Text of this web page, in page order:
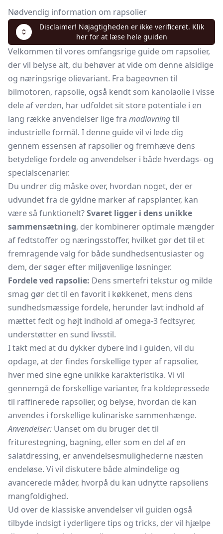
Nødvendig information om rapsolier
Disclaimer! Nøjagtigheden er ikke verificeret. Klik
her for at læse hele guiden
Velkommen til vores omfangsrige guide om rapsolier,
der vil belyse alt, du behøver at vide om denne alsidige
og næringsrige olievariant. Fra bageovnen til
bilmotoren, rapsolie, også kendt som kanolaolie i visse
dele af verden, har udfoldet sit store potentiale i en
lang række anvendelser lige fra madlavningtil
industrielle formål. I denne guide vil vi lede dig
gennem essensen af rapsolier og fremhæve dens
betydelige fordele og anvendelser i både hverdags- og
specialscenarier.
Du undrer dig måske over, hvordan noget, der er
udvundet fra de gyldne marker af rapsplanter, kan
være så funktionelt?Svaret ligger i dens unikke
sammensætning, der kombinerer optimale mængder
af fedtstoffer og næringsstoffer, hvilket gør det til et
fremragende valg for både sundhedsentusiaster og
dem, der søger efter miljøvenlige løsninger.
Fordele ved rapsolie: Dens smertefri tekstur og milde
smag gør det til en favorit i køkkenet, mens dens
sundhedsmæssige fordele, herunder lavt indhold af
mættet fedt og højt indhold af omega-3 fedtsyrer,
understøtter en sund livsstil.
I takt med at du dykker dybere ind i guiden, vil du
opdage, at der findes forskellige typer af rapsolier,
hver med sine egne unikke karakteristika. Vi vil
gennemgå de forskellige varianter, fra koldepressede
til raffinerede rapsolier, og belyse, hvordan de kan
anvendes i forskellige kulinariske sammenhænge.
Anvendelser: Uanset om du bruger det til
friturestegning, bagning, eller som en del af en
salatdressing, er anvendelsesmulighederne næsten
endeløse. Vi vil diskutere både almindelige og
avancerede måder, hvorpå du kan udnytte rapsoliens
mangfoldighed.
Ud over de klassiske anvendelser vil guiden også
tilbyde indsigt i yderligere tips og tricks, der vil hjælpe